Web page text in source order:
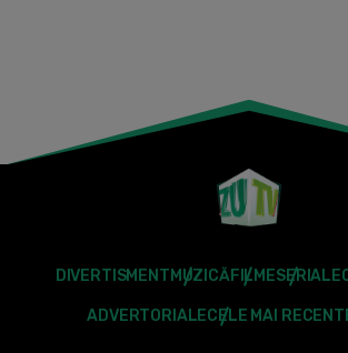
DIVERTISMENT MUZICĂFILMESERIALE
ADVERTORIALECELE MAI